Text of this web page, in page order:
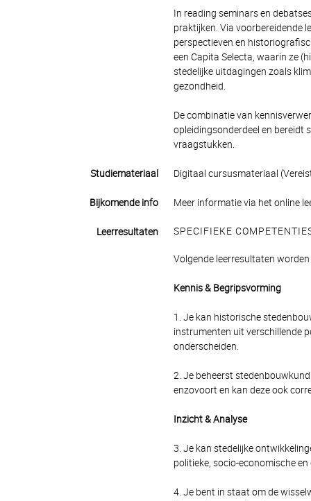
In reading seminars en
praktijken. Via voorbereidende
perspectieven en
een Capita Selecta, waarin ze
stedelijke uitdagingen zoals
gezondheid.
De combinatie van
opleidingsonderdeel en bereidt
vraagstukken.
Studiemateriaal Digitaal cursusmateriaal
Bijkomende info Meer informatie via het online
Leerresultaten SPECIFIEKE
Volgende leerresultaten
Kennis & Begripsvorming
1. Je kan historische
instrumenten uit verschillende
onderscheiden.
2. Je beheerst
enzovoort en kan deze ook
Inzicht & Analyse
3. Je kan stedelijke
politieke, socio-economische
4. Je bent in staat om de